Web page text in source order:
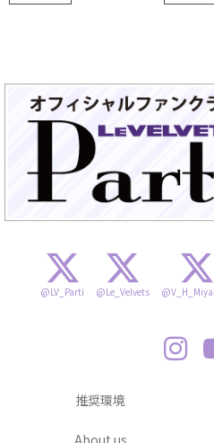
@LV_Parti @Le_Velvets
推奨環境